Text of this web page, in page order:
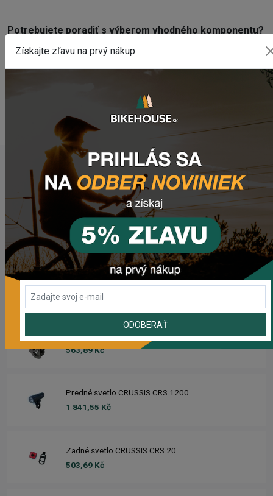
Potrebujete poradiť s výberom vhodného komponentu?
anechajte nám email , správu na
využite náš chat (modré tlačidlo vpravo dole).
WEBOVÁ STRÁNKA VÝROBCU
www.thespacebrace.com
POSLEDNÉ PRIDANÉ PRODUKTY
Náhradný gumový diel pre košík CRUSSIS YBC-01
72,48 Kč
Prehadzovačka SHIMANO TOURNEY RD-TY200 GS 6/7
SPEED BEZ HÁKU
465,61 Kč
Prehadzovačka SHIMANO ALTUS RD-M310 7/8SP
563,89 Kč
Predné svetlo CRUSSIS CRS 1200
1 841,55 Kč
Zadné svetlo CRUSSIS CRS 20
503,69 Kč
Získajte zľavu na prvý nákup
ODOBERAŤ